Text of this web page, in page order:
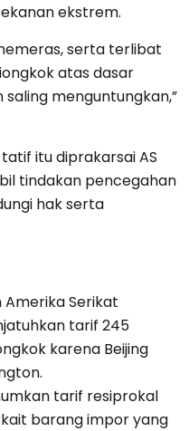
ekstrem.
serta terlibat
atas dasar
menguntungkan,”
itu diprakarsai AS
tindakan pencegahan
hak serta
Serikat
tarif 245
karena Beijing
tarif resiprokal
barang impor yang